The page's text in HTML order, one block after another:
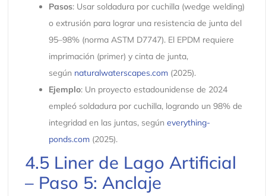
Pasos: Usar soldadura por cuchilla (wedge welding)
o extrusión para lograr una resistencia de junta del
95–98% (norma ASTM D7747). El EPDM requiere
imprimación (primer) y cinta de junta,
según naturalwaterscapes.com(2025).
Ejemplo: Un proyecto estadounidense de 2024
empleó soldadura por cuchilla, logrando un 98% de
integridad en las juntas, según everything-
ponds.com(2025).
4.5 Liner de Lago Artificial
– Paso 5: Anclaje